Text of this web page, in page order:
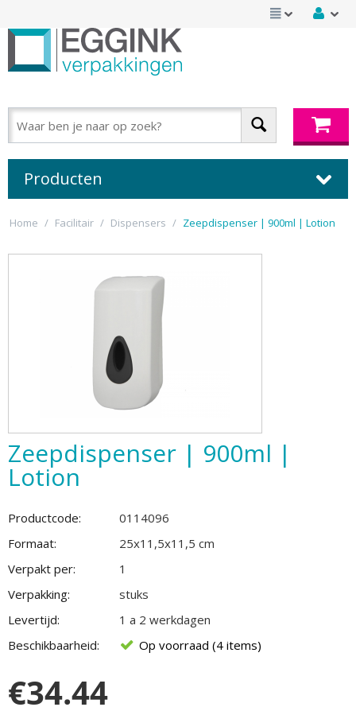
Producten
Home / Facilitair / Dispensers / Zeepdispenser | 900ml | Lotion
Zeepdispenser | 900ml |
Lotion
Productcode:
0114096
Formaat:
25x11,5x11,5 cm
Verpakt per:
1
Verpakking:
stuks
Levertijd:
1 a 2 werkdagen
Beschikbaarheid:
Op voorraad (4 items)
€34.44